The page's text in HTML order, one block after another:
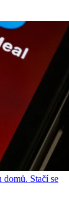
Stačí se